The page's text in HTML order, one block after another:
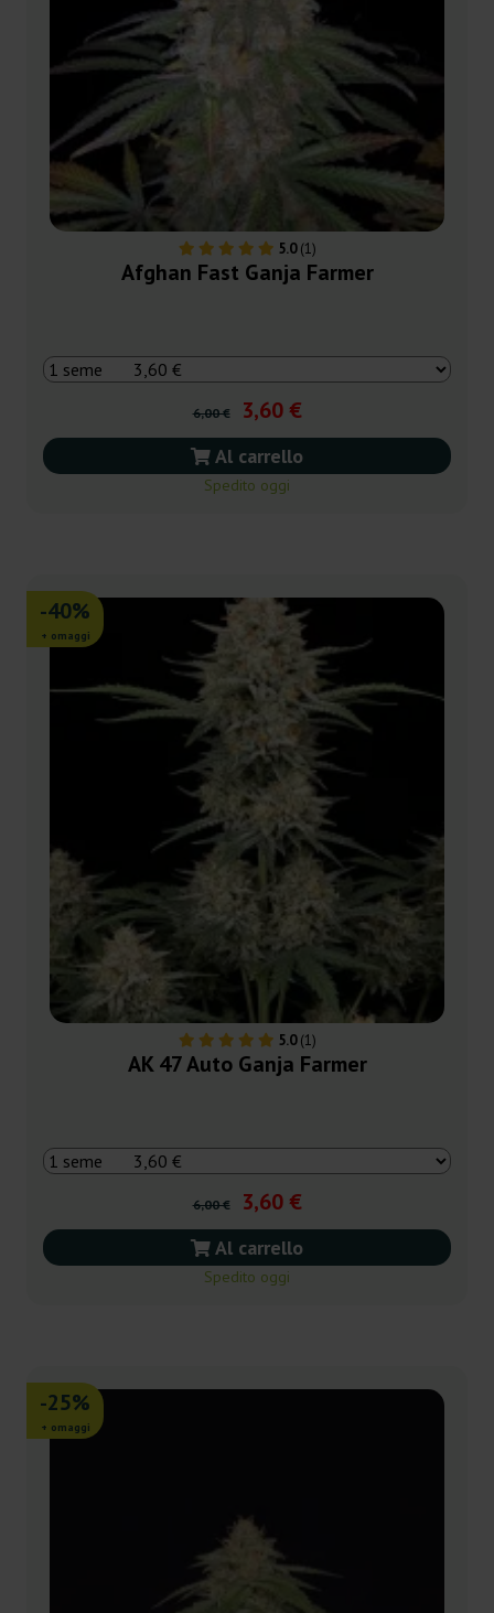
5.0(1)
Afghan Fast Ganja Farmer
6,00 € 3,60 €
Al carrello
Spedito oggi
5.0(1)
-40%
+ omaggi
AK 47 Auto Ganja Farmer
6,00 € 3,60 €
Al carrello
Spedito oggi
-25%
+ omaggi